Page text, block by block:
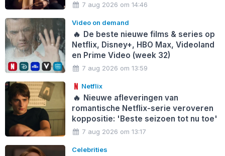
7 aug 2026 om 14:46
Video on demand
🔥 De beste nieuwe films & series op
Netflix, Disney+, HBO Max, Videoland
en Prime Video (week 32)
7 aug 2026 om 13:59
Netflix
🔥 Nieuwe afleveringen van
romantische Netflix-serie veroveren
koppositie: 'Beste seizoen tot nu toe'
7 aug 2026 om 13:17
Celebrities